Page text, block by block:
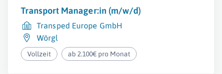
Transport Manager:in (m/w/d)
Transped Europe GmbH
Wörgl
Vollzeit ab 2.100€ pro Monat